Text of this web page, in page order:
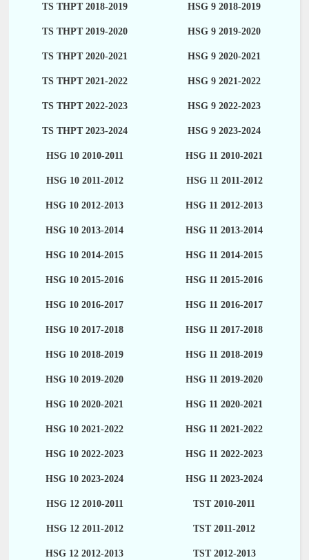
TS THPT 2018-2019 HSG 9 2018-2019
TS THPT 2019-2020 HSG 9 2019-2020
TS THPT 2020-2021 HSG 9 2020-2021
TS THPT 2021-2022 HSG 9 2021-2022
TS THPT 2022-2023 HSG 9 2022-2023
TS THPT 2023-2024 HSG 9 2023-2024
HSG 10 2010-2011 HSG 11 2010-2021
HSG 10 2011-2012 HSG 11 2011-2012
HSG 10 2012-2013 HSG 11 2012-2013
HSG 10 2013-2014 HSG 11 2013-2014
HSG 10 2014-2015 HSG 11 2014-2015
HSG 10 2015-2016 HSG 11 2015-2016
HSG 10 2016-2017 HSG 11 2016-2017
HSG 10 2017-2018 HSG 11 2017-2018
HSG 10 2018-2019 HSG 11 2018-2019
HSG 10 2019-2020 HSG 11 2019-2020
HSG 10 2020-2021 HSG 11 2020-2021
HSG 10 2021-2022 HSG 11 2021-2022
HSG 10 2022-2023 HSG 11 2022-2023
HSG 10 2023-2024 HSG 11 2023-2024
HSG 12 2010-2011 TST 2010-2011
HSG 12 2011-2012 TST 2011-2012
HSG 12 2012-2013 TST 2012-2013